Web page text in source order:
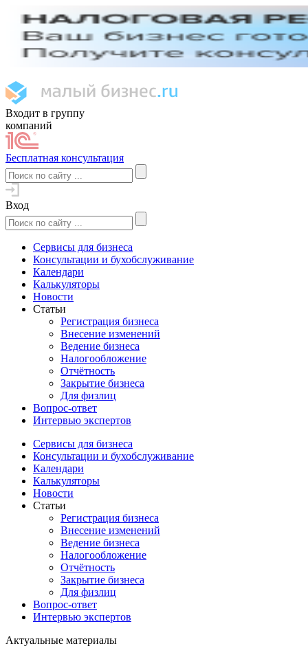
Входит в группу
компаний
Бесплатная консультация
Вход
Сервисы для бизнеса
Консультации и бухобслуживание
Календари
Калькуляторы
Новости
Статьи
Регистрация бизнеса
Внесение изменений
Ведение бизнеса
Налогообложение
Отчётность
Закрытие бизнеса
Для физлиц
Вопрос-ответ
Интервью экспертов
Сервисы для бизнеса
Консультации и бухобслуживание
Календари
Калькуляторы
Новости
Статьи
Регистрация бизнеса
Внесение изменений
Ведение бизнеса
Налогообложение
Отчётность
Закрытие бизнеса
Для физлиц
Вопрос-ответ
Интервью экспертов
Актуальные материалы